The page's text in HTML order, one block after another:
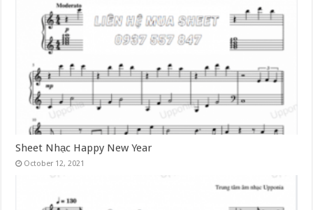
Sheet Nhạc Happy New Year
October 12, 2021